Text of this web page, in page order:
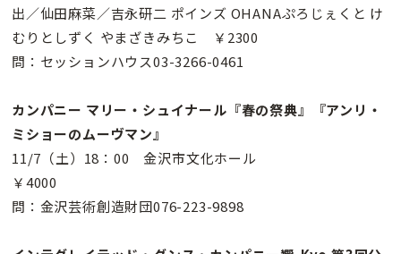
出／仙田麻菜／吉永研二 ポインズ OHANAぷろじぇくと け
むりとしずく やまざきみちこ ￥2300
問：セッションハウス03-3266-0461
カンパニー マリー・シュイナール『春の祭典』『アンリ・
ミショーのムーヴマン』
11/7（土）18：00 金沢市文化ホール
￥4000
問：金沢芸術創造財団076-223-9898